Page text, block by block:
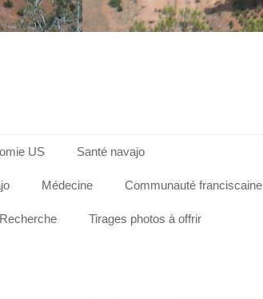
US Santé navajo
Médecine Communauté franciscaine
Tirages photos à offrir